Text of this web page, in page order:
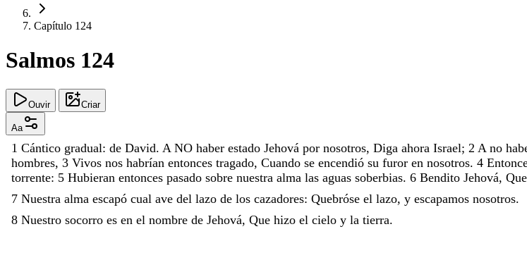
Capítulo 124
Salmos 124
Ouvir Criar
Aa
1 Cántico gradual: de David. A NO haber estado Jehová por nosotros, Diga ahora Israel; 2 A no
hombres, 3 Vivos nos habrían entonces tragado, Cuando se encendió su furor en nosotros. 4
torrente: 5 Hubieran entonces pasado sobre nuestra alma las aguas soberbias. 6 Bendito Jehová, Que
7 Nuestra alma escapó cual ave del lazo de los cazadores: Quebróse el lazo, y escapamos nosotros.
8 Nuestro socorro es en el nombre de Jehová, Que hizo el cielo y la tierra.